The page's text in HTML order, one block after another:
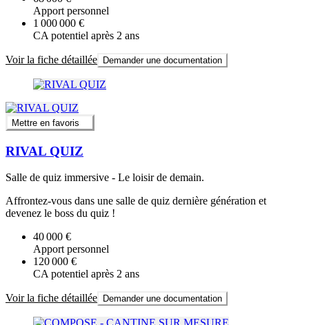
Apport personnel
1 000 000 €
CA potentiel après 2 ans
Voir la fiche détaillée Demander une documentation
Mettre en favoris
RIVAL QUIZ
Salle de quiz immersive - Le loisir de demain.
Affrontez-vous dans une salle de quiz dernière génération et
devenez le boss du quiz !
40 000 €
Apport personnel
120 000 €
CA potentiel après 2 ans
Voir la fiche détaillée Demander une documentation